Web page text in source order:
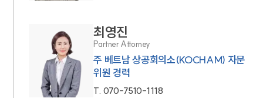
최영진
Partner Attorney
주 베트남 상공회의소(KOCHAM) 자문
위원 경력
T. 070-7510-1118